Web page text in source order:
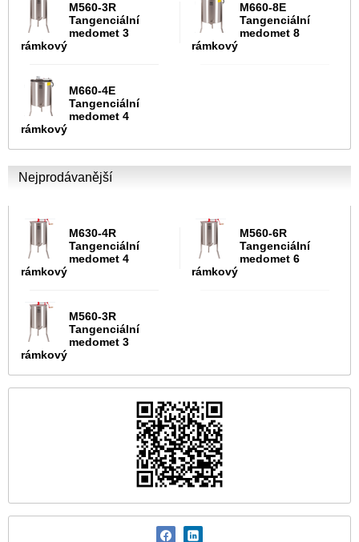
M560-3R
Tangenciální
medomet 3
rámkový
M660-8E
Tangenciální
medomet 8
rámkový
M660-4E
Tangenciální
medomet 4
rámkový
Nejprodávanější
M630-4R
Tangenciální
medomet 4
rámkový
M560-6R
Tangenciální
medomet 6
rámkový
M560-3R
Tangenciální
medomet 3
rámkový